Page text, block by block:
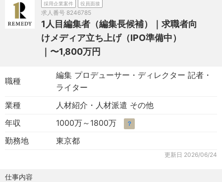
採用企業案件 役員面接
求人番号 8246785
1人目編集者（編集長候補）｜求職者向
けメディア立ち上げ（IPO準備中）
｜〜1,800万円
職種
編集 プロデューサー・ディレクター 記者・
ライター
業種
人材紹介・人材派遣 その他
年収
1000万～1800万 ？
勤務地 東京都
更新日 2026/06/24
仕事内容